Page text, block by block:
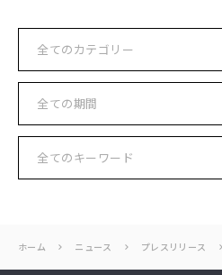
ホーム ニュース プレスリリース